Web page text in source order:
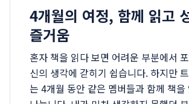
4개월의 여정, 함께 읽고
즐거움
혼자 책을 읽다 보면 어려운 부분에서
신의 생각에 갇히기 쉽습니다. 하지만
는 4개월 동안 같은 멤버들과 함께 책을